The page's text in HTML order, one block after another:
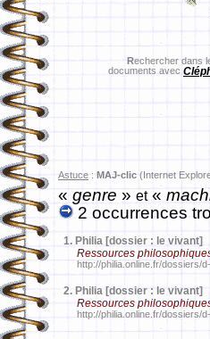
Rechercher dans
documents avec
Astuce : MAJ-clic (Internet
«genre » et«
2 occurrences
1. Philia [dossier : le vivant]
Ressources
http://philia.online.fr/dossiers/d-
2. Philia [dossier : le vivant]
Ressources
http://philia.online.fr/dossiers/d-